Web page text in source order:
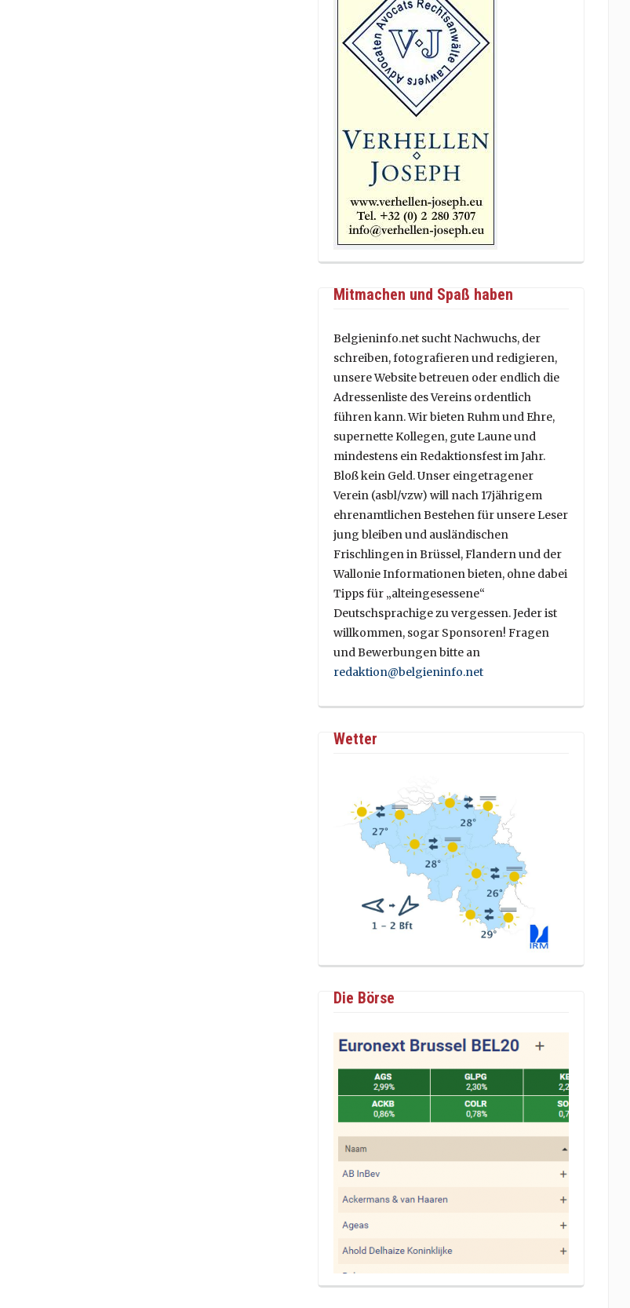
Mitmachen und Spaß haben
Belgieninfo.net sucht Nachwuchs, der
schreiben, fotografieren und redigieren,
unsere Website betreuen oder endlich die
Adressenliste des Vereins ordentlich
führen kann. Wir bieten Ruhm und Ehre,
supernette Kollegen, gute Laune und
mindestens ein Redaktionsfest im Jahr.
Bloß kein Geld. Unser eingetragener
Verein (asbl/vzw) will nach 17jährigem
ehrenamtlichen Bestehen für unsere Leser
jung bleiben und ausländischen
Frischlingen in Brüssel, Flandern und der
Wallonie Informationen bieten, ohne dabei
Tipps für „alteingesessene“
Deutschsprachige zu vergessen. Jeder ist
willkommen, sogar Sponsoren! Fragen
und Bewerbungen bitte an
redaktion@belgieninfo.net
Wetter
Die Börse